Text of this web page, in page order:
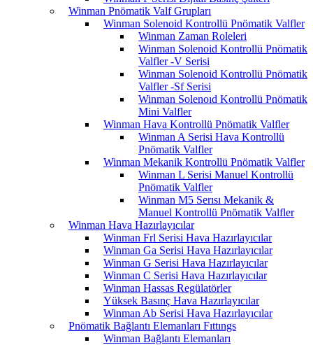
Winman Pnömatik Valf Grupları
Winman Solenoid Kontrollü Pnömatik Valfler
Winman Zaman Roleleri
Winman Solenoid Kontrollü Pnömatik
Valfler -V Serisi
Winman Solenoid Kontrollü Pnömatik
Valfler -Sf Serisi
Winman Solenoıd Kontrollü Pnömatik
Mini Valfler
Winman Hava Kontrollü Pnömatik Valfler
Winman A Serisi Hava Kontrollü
Pnömatik Valfler
Winman Mekanik Kontrollü Pnömatik Valfler
Winman L Serisi Manuel Kontrollü
Pnömatik Valfler
Winman M5 Serısı Mekanik &
Manuel Kontrollü Pnömatik Valfler
Winman Hava Hazırlayıcılar
Winman Frl Serisi Hava Hazırlayıcılar
Winman Ga Serisi Hava Hazırlayıcılar
Winman G Serisi Hava Hazırlayıcılar
Winman C Serisi Hava Hazırlayıcılar
Winman Hassas Regülatörler
Yüksek Basınç Hava Hazırlayıcılar
Winman Ab Serisi Hava Hazırlayıcılar
Pnömatik Bağlantı Elemanları Fıttıngs
Winman Bağlantı Elemanları